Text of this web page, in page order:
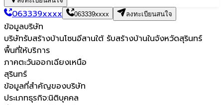
063339xxxx 063339xxxx ลงทะเบียนสนใจ
ข้อมูลบริษัท
บริษัทรับสร้างบ้านโซนอีสานใต้ รับสร้างบ้านในจังหวัดสุรินทร์
พื้นที่ให้บริการ
ภาคตะวันออกเฉียงเหนือ
สุรินทร์
ข้อมูลที่สำคัญของบริษัท
ประเภทธุรกิจ:นิติบุคคล